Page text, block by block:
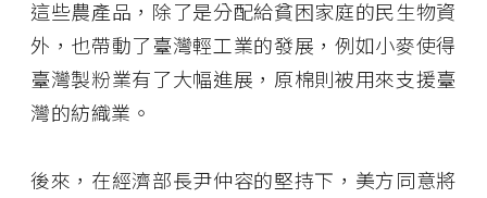
這些農產品，除了是分配給貧困家庭的民生物資
外，也帶動了臺灣輕工業的發展，例如小麥使得
臺灣製粉業有了大幅進展，原棉則被用來支援臺
灣的紡織業。
後來，在經濟部長尹仲容的堅持下，美方同意將